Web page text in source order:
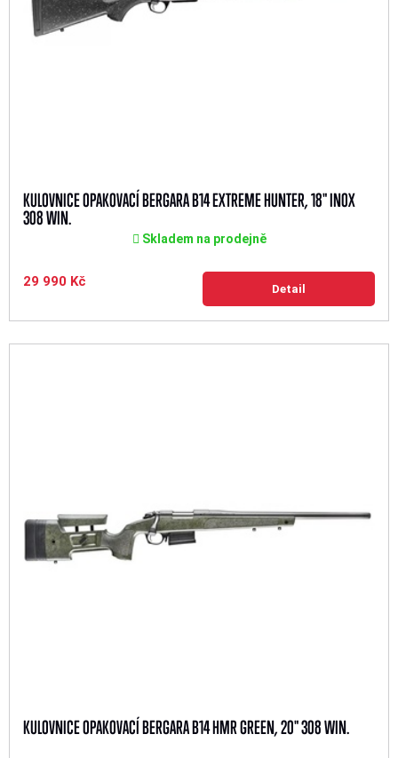
KULOVNICE OPAKOVACÍ BERGARA B14 EXTREME HUNTER, 18" INOX
308 WIN.
Skladem na prodejně
29 990 Kč Detail
KULOVNICE OPAKOVACÍ BERGARA B14 HMR GREEN, 20" 308 WIN.